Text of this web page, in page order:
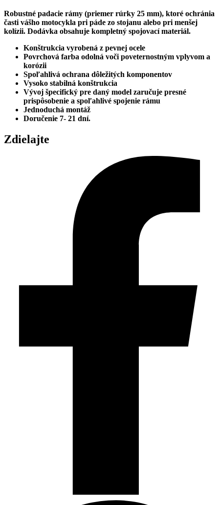
Robustné padacie rámy (priemer rúrky 25 mm), ktoré ochránia
časti vášho motocykla pri páde zo stojanu alebo pri menšej
kolízii. Dodávka obsahuje kompletný spojovací materiál.
Konštrukcia vyrobená z pevnej ocele
Povrchová farba odolná voči poveternostným vplyvom a
korózii
Spoľahlivá ochrana dôležitých komponentov
Vysoko stabilná konštrukcia
Vývoj špecifický pre daný model zaručuje presné
prispôsobenie a spoľahlivé spojenie rámu
Jednoduchá montáž
Doručenie 7- 21 dní.
Zdielajte